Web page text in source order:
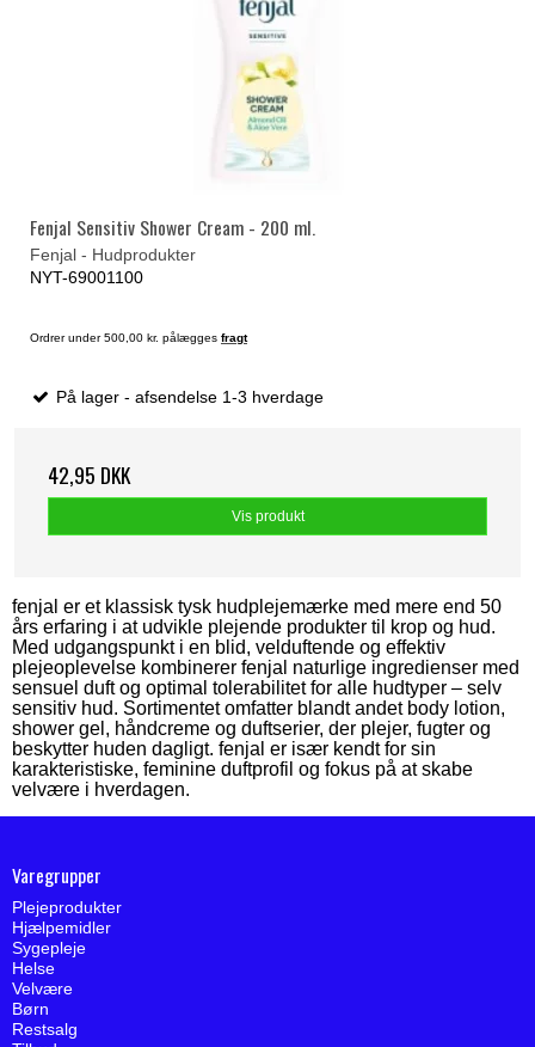
Fenjal Sensitiv Shower Cream - 200 ml.
Fenjal - Hudprodukter
NYT-69001100
Ordrer under 500,00 kr. pålægges fragt
På lager - afsendelse 1-3 hverdage
42,95 DKK
Vis produkt
fenjal er et klassisk tysk hudplejemærke med mere end 50
års erfaring i at udvikle plejende produkter til krop og hud.
Med udgangspunkt i en blid, velduftende og effektiv
plejeoplevelse kombinerer fenjal naturlige ingredienser med
sensuel duft og optimal tolerabilitet for alle hudtyper – selv
sensitiv hud. Sortimentet omfatter blandt andet body lotion,
shower gel, håndcreme og duftserier, der plejer, fugter og
beskytter huden dagligt. fenjal er især kendt for sin
karakteristiske, feminine duftprofil og fokus på at skabe
velvære i hverdagen.
Varegrupper
Plejeprodukter
Hjælpemidler
Sygepleje
Helse
Velvære
Børn
Restsalg